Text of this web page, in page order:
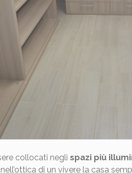
collocati negli spazi più
di un vivere la casa